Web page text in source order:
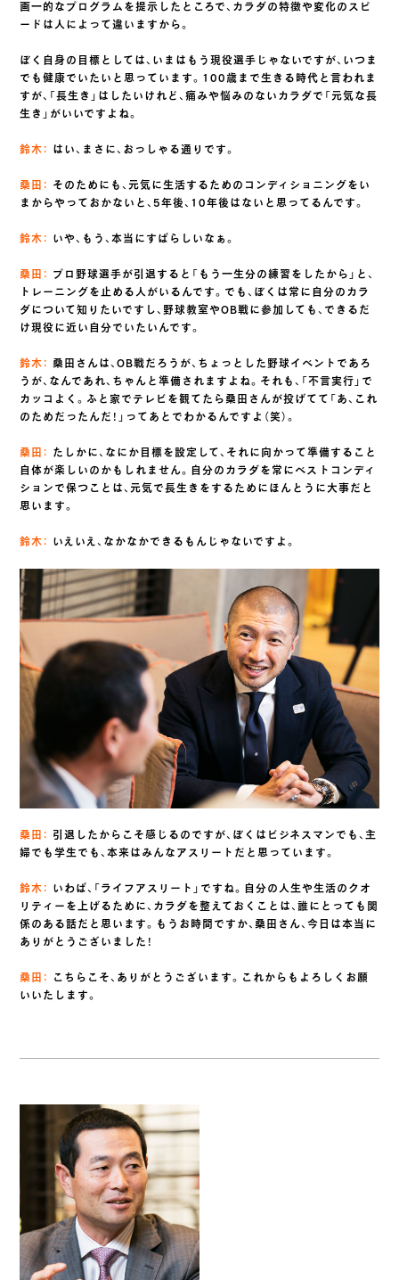
画一的なプログラムを提示したところで、カラダの特徴や変化のスピ
ードは人によって違いますから。
ぼく自身の目標としては、いまはもう現役選手じゃないですが、いつま
でも健康でいたいと思っています。100歳まで生きる時代と言われま
すが、「長生き」はしたいけれど、痛みや悩みのないカラダで「元気な長
生き」がいいですよね。
鈴木： はい、まさに、おっしゃる通りです。
桑田： そのためにも、元気に生活するためのコンディショニングをい
まからやっておかないと、5年後、10年後はないと思ってるんです。
鈴木： いや、もう、本当にすばらしいなぁ。
桑田： プロ野球選手が引退すると「もう一生分の練習をしたから」と、
トレーニングを止める人がいるんです。でも、ぼくは常に自分のカラ
ダについて知りたいですし、野球教室やOB戦に参加しても、できるだ
け現役に近い自分でいたいんです。
鈴木： 桑田さんは、OB戦だろうが、ちょっとした野球イベントであろ
うが、なんであれ、ちゃんと準備されますよね。それも、「不言実行」で
カッコよく。ふと家でテレビを観てたら桑田さんが投げてて「あ、これ
のためだったんだ！」ってあとでわかるんですよ（笑）。
桑田： たしかに、なにか目標を設定して、それに向かって準備すること
自体が楽しいのかもしれません。自分のカラダを常にベストコンディ
ションで保つことは、元気で長生きをするためにほんとうに大事だと
思います。
鈴木： いえいえ、なかなかできるもんじゃないですよ。
桑田： 引退したからこそ感じるのですが、ぼくはビジネスマンでも、主
婦でも学生でも、本来はみんなアスリートだと思っています。
鈴木： いわば、「ライフアスリート」ですね。自分の人生や生活のクオ
リティーを上げるために、カラダを整えておくことは、誰にとっても関
係のある話だと思います。もうお時間ですか、桑田さん、今日は本当に
ありがとうございました！
桑田： こちらこそ、ありがとうございます。これからもよろしくお願
いいたします。